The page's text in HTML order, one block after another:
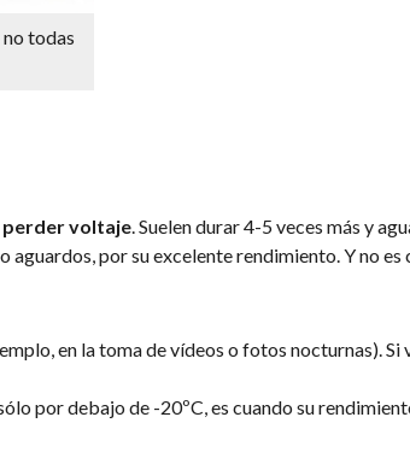
todas
perder voltaje. Suelen durar 4-5 veces más y
por su excelente rendimiento. Y no es
en la toma de vídeos o fotos nocturnas). Si
por debajo de -20ºC, es cuando su